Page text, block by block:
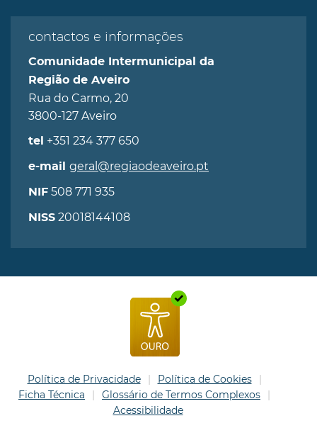
contactos e informações
Comunidade Intermunicipal da
Região de Aveiro
Rua do Carmo, 20
3800-127 Aveiro
tel +351 234 377 650
e-mail geral@regiaodeaveiro.pt
NIF 508 771 935
NISS 20018144108
Política de Privacidade
Política de Cookies
Ficha Técnica
Glossário de Termos Complexos
Acessibilidade